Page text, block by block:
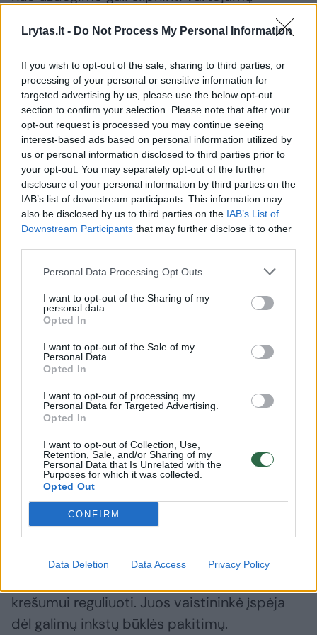
Lrytas.lt - Do Not Process My Personal Information
If you wish to opt-out of the sale, sharing to third parties, or
processing of your personal or sensitive information for
targeted advertising by us, please use the below opt-out
section to confirm your selection. Please note that after your
opt-out request is processed you may continue seeing
interest-based ads based on personal information utilized by
us or personal information disclosed to third parties prior to
your opt-out. You may separately opt-out of the further
disclosure of your personal information by third parties on the
IAB’s list of downstream participants. This information may
also be disclosed by us to third parties on the IAB’s List of
Downstream Participants that may further disclose it to other
Personal Data Processing Opt Outs
I want to opt-out of the Sharing of my
personal data.
Opted In
I want to opt-out of the Sale of my
Personal Data.
Opted In
I want to opt-out of processing my
Personal Data for Targeted Advertising.
Opted In
I want to opt-out of Collection, Use,
Retention, Sale, and/or Sharing of my
Personal Data that Is Unrelated with the
Purposes for which it was collected.
Opted Out
CONFIRM
Data Deletion Data Access Privacy Policy
antihipertenzinį poveikį.
„Jei tenka kartu su minėta vaistų grupe
vartoti ir nuskausminamuosius, reiktų atidžiai
sekti savo kraujospūdį. Pastebėjus, kad jis
padidėjęs, gydytojas gali patarti keisti dozę
arba vartojamus vaistus į kitus“, – atkreipė
dėmesį R. Proscevičienė.
Daugiau nuotraukų (2)
Kai kurie nuskausminamieji silpnina kitų vaistų poveikį,
tokios vaistų sąveikos ilgainiui gali sukelti dar daugiau
sveikatos sutrikimų.
123rf nuotr.
Nugaros skausmais neretai skundžiasi
vyresnio amžiaus žmonės, kurie įprastai jau
krešumui reguliuoti. Juos vaistininkė įspėja
dėl galimų inkstų būklės pakitimų.